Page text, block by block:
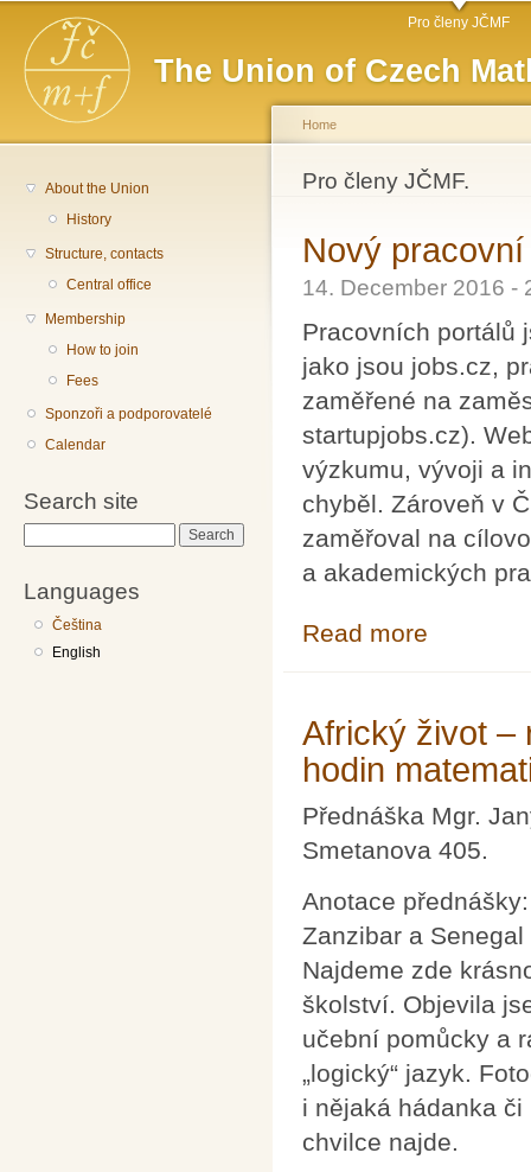
The Union of Czech
Main menu Pro členy JČMF
About the Union
History
Structure, contacts
Central office
Membership
How to join
Fees
Sponzoři a podporovatelé
Calendar
Search site
Languages
Čeština
English
You are here
Home
Pro členy JČMF.
Nový
14. December 2016
Pracovních portálů
jako jsou jobs.cz,
zaměřené na
startupjobs.cz).
výzkumu, vývoji a
chyběl. Zároveň v
zaměřoval na
a akademických
Read more
Africký život –
hodin
Přednáška Mgr.
Smetanova 405.
Anotace přednášky:
Zanzibar a
Najdeme zde
školství. Objevila
učební pomůcky a
„logický“ jazyk.
i nějaká hádanka
chvilce najde.